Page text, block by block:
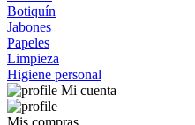
Botiquín
Jabones
Papeles
Limpieza
Higiene personal
Mi cuenta
Mis compras